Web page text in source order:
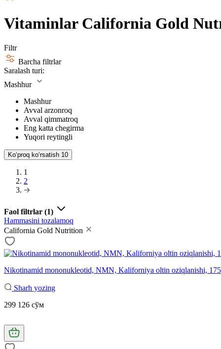
Vitaminlar California Gold
Filtr
Barcha filtrlar
Saralash turi:
Mashhur
Mashhur
Avval arzonroq
Avval qimmatroq
Eng katta chegirma
Yuqori reytingli
Koʻproq koʻrsatish 10
1
2
Faol filtrlar (1)
Hammasini tozalamoq
California Gold Nutrition
Nikotinamid mononukleotid, NMN, Kaliforniya oltin oziqlanishi, 175
Sharh yozing
299 126 сўм